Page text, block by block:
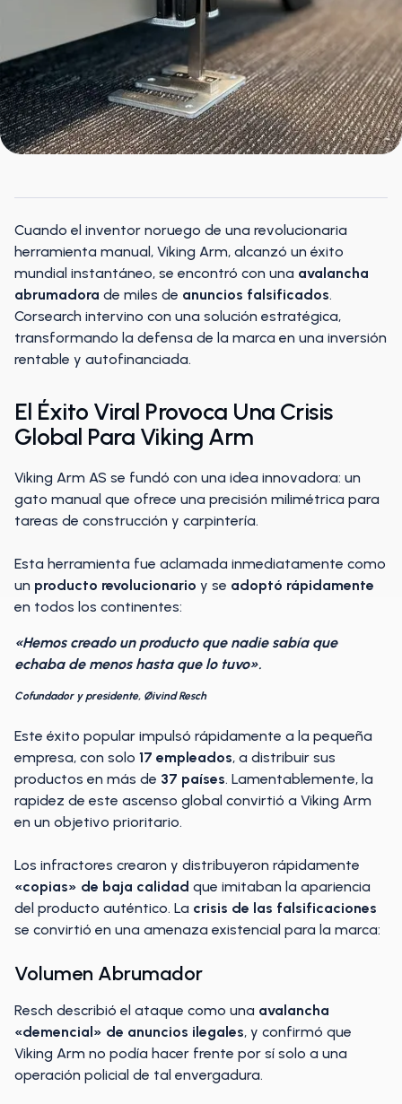
Cuando el inventor noruego de una revolucionaria
herramienta manual, Viking Arm, alcanzó un éxito
mundial instantáneo, se encontró con una avalancha
abrumadora de miles de anuncios falsificados.
Corsearch intervino con una solución estratégica,
transformando la defensa de la marca en una inversión
rentable y autofinanciada.
El Éxito Viral Provoca Una Crisis
Global Para Viking Arm
Viking Arm AS se fundó con una idea innovadora: un
gato manual que ofrece una precisión milimétrica para
tareas de construcción y carpintería.
Esta herramienta fue aclamada inmediatamente como
un producto revolucionario y se adoptó rápidamente
en todos los continentes:
«Hemos creado un producto que nadie sabía que
echaba de menos hasta que lo tuvo».
Cofundador y presidente, Øivind Resch
Este éxito popular impulsó rápidamente a la pequeña
empresa, con solo 17 empleados, a distribuir sus
productos en más de 37 países. Lamentablemente, la
rapidez de este ascenso global convirtió a Viking Arm
en un objetivo prioritario.
Los infractores crearon y distribuyeron rápidamente
«copias» de baja calidad que imitaban la apariencia
del producto auténtico. La crisis de las falsificaciones
se convirtió en una amenaza existencial para la marca:
Volumen Abrumador
Resch describió el ataque como una avalancha
«demencial» de anuncios ilegales, y confirmó que
Viking Arm no podía hacer frente por sí solo a una
operación policial de tal envergadura.